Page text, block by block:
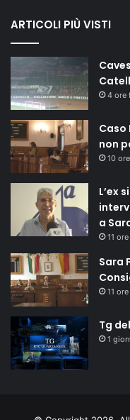
ARTICOLI PIÙ VISTI
4 ore
Caso
non
10
L’ex
a
11
Sara
11
Tg
1